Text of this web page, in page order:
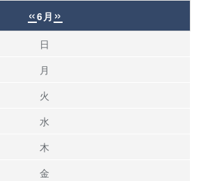
«6月 »
日
月
火
水
木
金